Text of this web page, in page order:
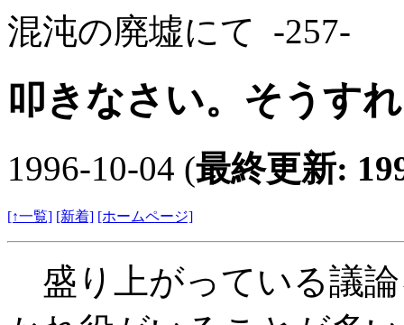
混沌の廃墟にて -257-
叩きなさい。そうす
1996-10-04 (最終更新:
[↑一覧] [新着] [ホームページ]
盛り上がっている議